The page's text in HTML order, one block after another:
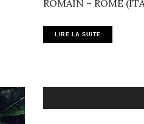
ROMAIN – ROME
LIRE LA SUITE